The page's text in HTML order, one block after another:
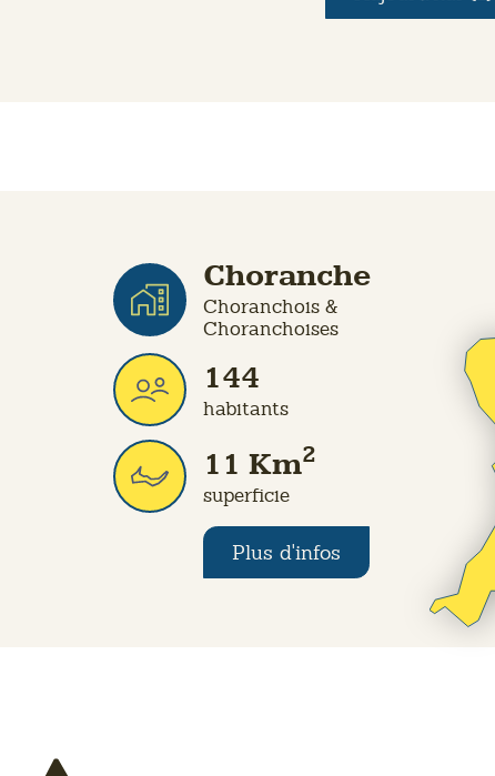
Choranche
Choranchois &
Choranchoises
144
habitants
11 Km2
superficie
Plus d'infos